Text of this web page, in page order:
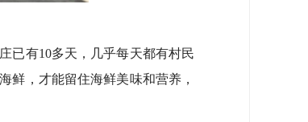
已有10多天，几乎每天都有村民
鲜，才能留住海鲜美味和营养，